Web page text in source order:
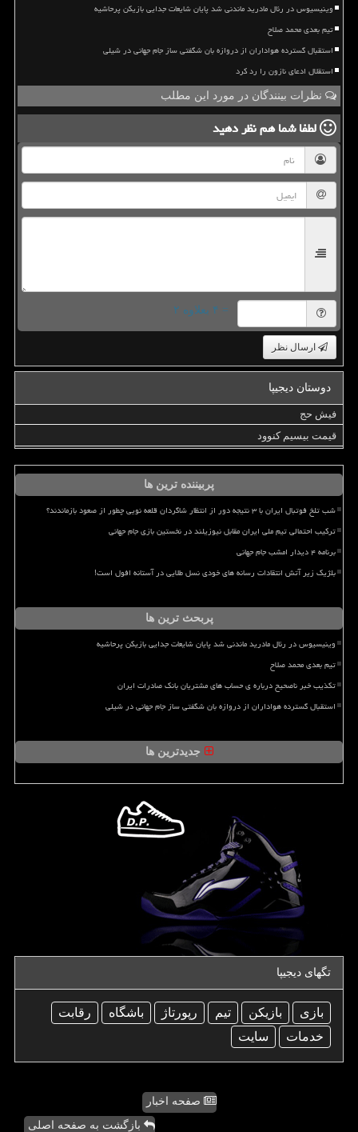
وینیسیوس در رئال مادرید ماندنی شد پایان شایعات جدایی بازیکن پرحاشیه
تیم بعدی محمد صلاح
استقبال گسترده هواداران از دروازه بان شگفتی ساز جام جهانی در شیلی
استقلال ادعای نازون را رد کرد
نظرات بینندگان در مورد این مطلب
لطفا شما همنظر دهید
= ۴ بعلاوه ۲
ارسال نظر
دوستان دیجیپا
فیش حج
قیمت بیسیم کنوود
پربیننده ترین ها
شب تلخ فوتبال ایران با ۳ نتیجه دور از انتظار شاگردان قلعه نویی چطور از صعود بازماندند؟
ترکیب احتمالی تیم ملی ایران مقابل نیوزیلند در نخستین بازی جام جهانی
برنامه ۴ دیدار امشب جام جهانی
بلژیک زیر آتش انتقادات رسانه های خودی نسل طلایی در آستانه افول است!
پربحث ترین ها
وینیسیوس در رئال مادرید ماندنی شد پایان شایعات جدایی بازیکن پرحاشیه
تیم بعدی محمد صلاح
تکذیب خبر ناصحیح درباره ی حساب های مشتریان بانک صادرات ایران
استقبال گسترده هواداران از دروازه بان شگفتی ساز جام جهانی در شیلی
جدیدترین ها
تگهای دیجیپا
بازی بازیكن تیم رپورتاژ باشگاه
رقابت
خدمات
سایت
صفحه اخبار
بازگشت به صفحه اصلی